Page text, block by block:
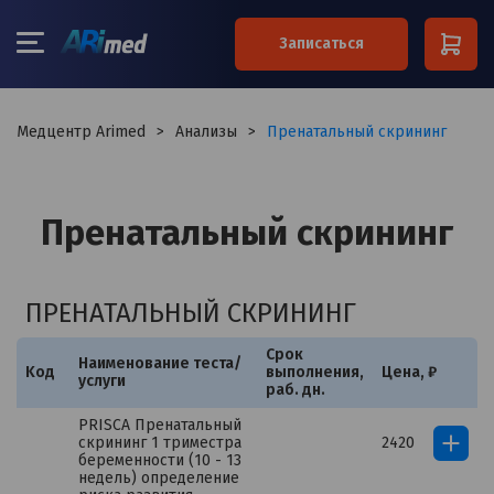
Записаться
Медцентр Arimed > Анализы > Пренатальный скрининг
Пренатальный скрининг
ПРЕНАТАЛЬНЫЙ СКРИНИНГ
Kод
Наименование теста/
услуги
Срок
выполнения,
раб. дн.
Цена, ₽
PRISСA Пренатальный
скрининг 1 триместра
беременности (10 - 13
недель) определение
2420
×
Я согласен на обработку персональных данных